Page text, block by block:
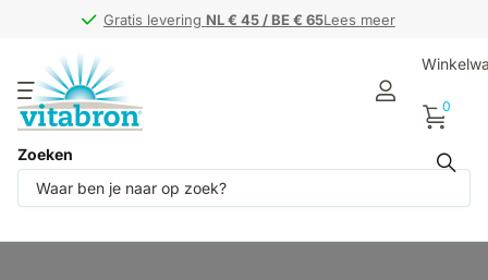
Gratis levering NL € 45 / BE € 65Lees meer
Gratis levering NL € 45 / BE € 65
Zoeken
0
Producten (1)